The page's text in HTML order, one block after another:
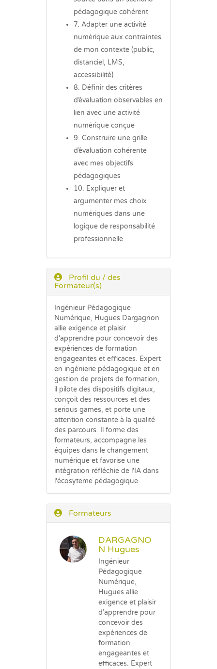
pédagogique cohérent
7. Adapter une activité
numérique aux contraintes
de mon contexte (public,
distanciel, LMS,
accessibilité)
8. Définir des critères
d’évaluation observables en
lien avec une activité
numérique conçue
9. Construire une grille
d’évaluation cohérente
avec mes objectifs
pédagogiques
10. Expliquer et
argumenter mes choix
numériques dans une
logique de responsabilité
professionnelle
Profil du / des
Formateur(s)
Ingénieur Pédagogique
Numérique, Hugues Dargagnon
allie exigence et plaisir
d'apprendre pour concevoir des
expériences de formation
engageantes et efficaces. Expert
en ingénierie pédagogique et en
gestion de projets de formation,
il pilote des dispositifs digitaux,
conçoit des ressources et des
serious games, et porte une
attention constante à la qualité
des parcours. Il forme des
formateurs, accompagne les
équipes dans le changement
numérique et favorise une
intégration réfléchie de l'IA dans
l'écosyteme pédagogique.
Formateurs
DARGAGNO
N Hugues
Ingénieur
Pédagogique
Numérique,
Hugues allie
exigence et plaisir
d’apprendre pour
concevoir des
expériences de
formation
engageantes et
efficaces. Expert